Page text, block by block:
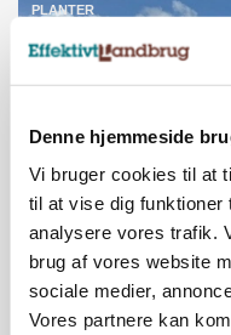
Denne hjemmeside
Vi bruger cookies til at
til at vise dig funktioner
analysere vores trafik.
brug af vores website
sociale medier,
Vores partnere kan
PLANTER
Før såmaskinen
skadedyrsrisici